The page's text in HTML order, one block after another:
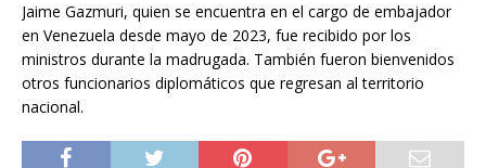
Jaime Gazmuri, quien se encuentra en el cargo de embajador
en Venezuela desde mayo de 2023, fue recibido por los
ministros durante la madrugada. También fueron bienvenidos
otros funcionarios diplomáticos que regresan al territorio
nacional.